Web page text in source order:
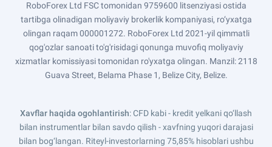
RoboForex Ltd FSC tomonidan 9759600 litsenziyasi ostida
tartibga olinadigan moliyaviy brokerlik kompaniyasi, ro‘yxatga
olingan raqam 000001272. RoboForex Ltd 2021-yil qimmatli
qog'ozlar sanoati to'g'risidagi qonunga muvofiq moliyaviy
xizmatlar komissiyasi tomonidan ro'yxatga olingan. Manzil: 2118
Guava Street, Belama Phase 1, Belize City, Belize.
Xavflar haqida ogohlantirish: CFD kabi - kredit yelkani qo‘llash
bilan instrumentlar bilan savdo qilish - xavfning yuqori darajasi
bilan bog‘langan. Riteyl-investorlarning 75,85% hisoblari ushbu